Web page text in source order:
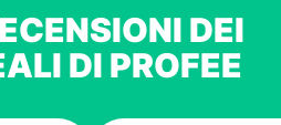
DEI
DI PROFEE